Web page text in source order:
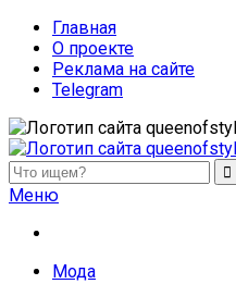
Главная
О проекте
Реклама на сайте
Telegram
queenofstyle.ru
Женский сайт о моде и
похудения, отзывы о
Меню
Мода